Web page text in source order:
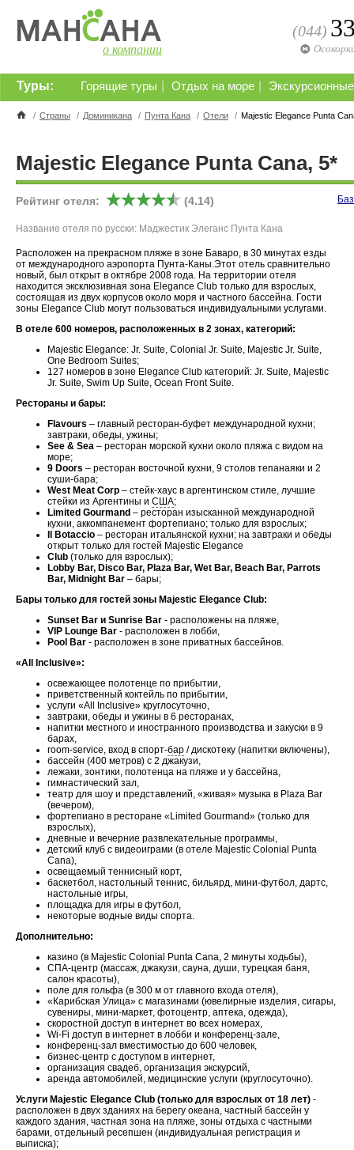
о компании
(044)
Горящие туры Отдых на море
Туры:
/ Страны / Доминикана / Пунта Кана / Отели / Majestic Elegance Punta
Majestic Elegance Punta Cana, 5*
Рейтинг отеля: (4.14)
Название отеля по русски: Маджестик Элеганс Пунта Кана
Расположен на прекрасном пляже в зоне Баваро, в 30 минутах езды
от международного аэропорта Пунта-Каны.Этот отель сравнительно
новый, был открыт в октябре 2008 года. На территории отеля
находится эксклюзивная зона Elegance Club только для взрослых,
состоящая из двух корпусов около моря и частного бассейна. Гости
зоны Elegance Club могут пользоваться индивидуальными услугами.
В отеле 600 номеров, расположенных в 2 зонах, категорий:
Majestic Elegance: Jr. Suite, Colonial Jr. Suite, Majestic Jr. Suite,
One Bedroom Suites;
127 номеров в зоне Elegance Club категорий: Jr. Suite, Majestic
Jr. Suite, Swim Up Suite, Ocean Front Suite.
Рестораны и бары:
Flavours – главный ресторан-буфет международной кухни;
завтраки, обеды, ужины;
See & Sea – ресторан морской кухни около пляжа с видом на
море;
9 Doors – ресторан восточной кухни, 9 столов тепанаяки и 2
суши-бара;
West Meat Corp – стейк-хаус в аргентинском стиле, лучшие
стейки из Аргентины и США;
Limited Gourmand – ресторан изысканной международной
кухни, аккомпанемент фортепиано; только для взрослых;
Il Botaccio – ресторан итальянской кухни; на завтраки и обеды
открыт только для гостей Majestic Elegance
Club (только для взрослых);
Lobby Bar, Disco Bar, Plaza Bar, Wet Bar, Beach Bar, Parrots
Bar, Midnight Bar – бары;
Бары только для гостей зоны Majestic Elegance Club:
Sunset Bar и Sunrise Bar - расположены на пляже,
VIP Lounge Bar - расположен в лобби,
Pool Bar - расположен в зоне приватных бассейнов.
«All Inclusive»:
освежающее полотенце по прибытии,
приветственный коктейль по прибытии,
услуги «All Inclusive» круглосуточно,
завтраки, обеды и ужины в 6 ресторанах,
напитки местного и иностранного производства и закуски в 9
барах,
room-service, вход в спорт-бар / дискотеку (напитки включены),
бассейн (400 метров) с 2 джакузи,
лежаки, зонтики, полотенца на пляже и у бассейна,
гимнастический зал,
театр для шоу и представлений, «живая» музыка в Plaza Bar
(вечером),
фортепиано в ресторане «Limited Gourmand» (только для
взрослых),
дневные и вечерние развлекательные программы,
детский клуб с видеоиграми (в отеле Majestic Colonial Punta
Cana),
освещаемый теннисный корт,
баскетбол, настольный теннис, бильярд, мини-футбол, дартс,
настольные игры,
площадка для игры в футбол,
некоторые водные виды спорта.
Дополнительно:
казино (в Majestic Colonial Punta Cana, 2 минуты ходьбы),
СПА-центр (массаж, джакузи, сауна, души, турецкая баня,
салон красоты),
поле для гольфа (в 300 м от главного входа отеля),
«Карибская Улица» с магазинами (ювелирные изделия, сигары,
сувениры, мини-маркет, фотоцентр, аптека, одежда),
скоростной доступ в интернет во всех номерах,
Wi-Fi доступ в интернет в лобби и конференц-зале,
конференц-зал вместимостью до 600 человек,
бизнес-центр с доступом в интернет,
организация свадеб, организация экскурсий,
аренда автомобилей, медицинские услуги (круглосуточно).
Услуги Majestic Elegance Club (только для взрослых от 18 лет) -
расположен в двух зданиях на берегу океана, частный бассейн у
каждого здания, частная зона на пляже, зоны отдыха с частными
барами, отдельный ресепшен (индивидуальная регистрация и
выписка);